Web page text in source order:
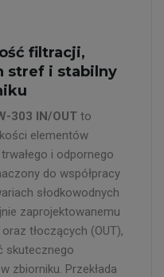
filtracji,
stref i stabilny
303 IN/OUT to
elementów
i odpornego
do współpracy
słodkowodnych
zaprojektowanemu
tłoczących (OUT),
skutecznego
zbiorniku. Przekłada